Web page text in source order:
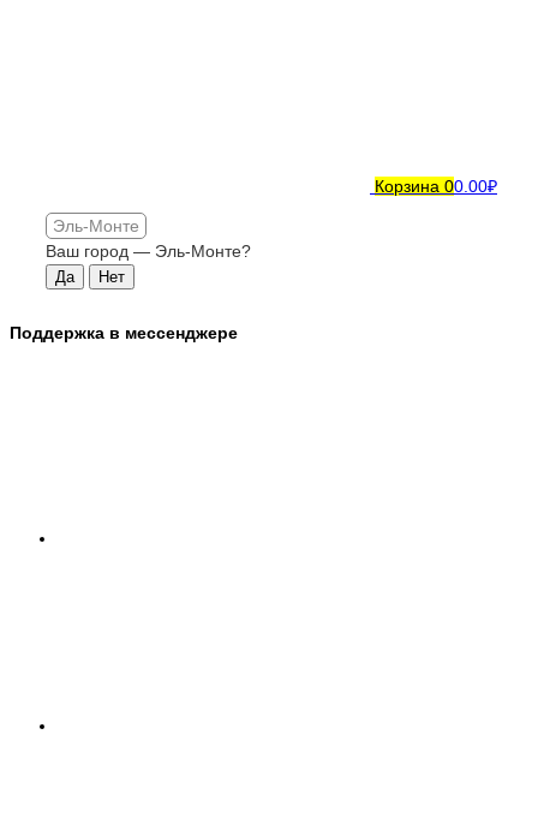
Корзина 00.00₽
Эль-Монте
Ваш город — Эль-Монте?
Поддержка в мессенджере